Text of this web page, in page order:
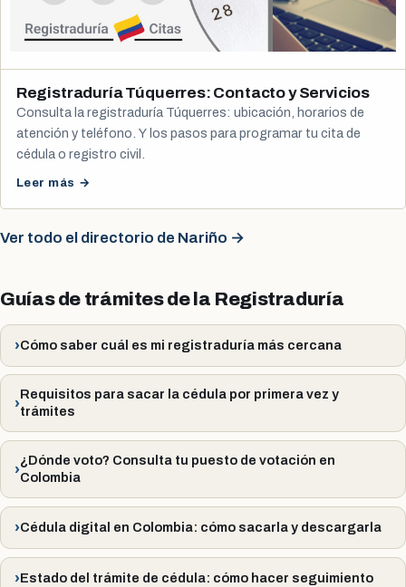
Registraduría Túquerres: Contacto y Servicios
Consulta la registraduría Túquerres: ubicación, horarios de
atención y teléfono. Y los pasos para programar tu cita de
cédula o registro civil.
Leer más →
Ver todo el directorio de Nariño →
Guías de trámites de la Registraduría
Cómo saber cuál es mi registraduría más cercana
Requisitos para sacar la cédula por primera vez y
trámites
¿Dónde voto? Consulta tu puesto de votación en
Colombia
Cédula digital en Colombia: cómo sacarla y descargarla
Estado del trámite de cédula: cómo hacer seguimiento